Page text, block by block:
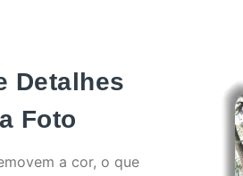
Detalhes
Foto
a cor, o que